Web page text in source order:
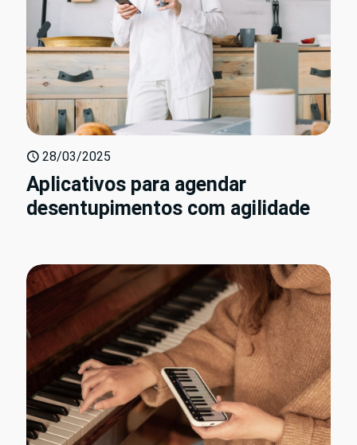
28/03/2025
Aplicativos para agendar
desentupimentos com agilidade